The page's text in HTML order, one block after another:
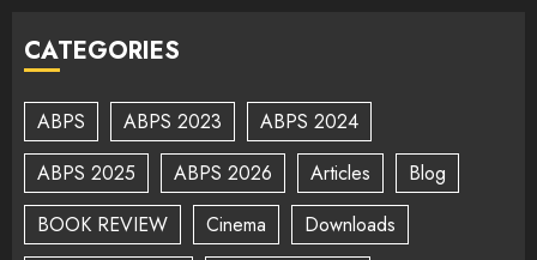
CATEGORIES
ABPS ABPS 2023
ABPS 2024
ABPS 2025
ABPS 2026 Articles
Blog
BOOK REVIEW
Cinema
Downloads